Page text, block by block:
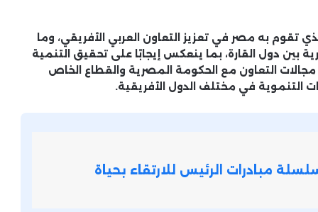
تقوم به مصر في تعزيز التعاون العربي الأفريقي، وما
بين دول القارة، بما ينعكس إيجابًا على تحقيق التنمية
التعاون مع الحكومة المصرية والقطاع الخاص
في مختلف الدول الأفريقية.
مبادرات الرئيس للارتقاء بحياة
نتيجة الشهادة الإعدادية 2026 برقم
الجلوس.. مؤشرات مطمئنة وبشرى
سارة للطلاب
وزير السياحة يناقش مع رئيس المجلس